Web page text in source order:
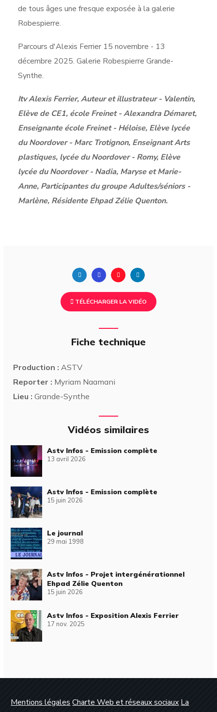
de tous âges une fresque exposée à la galerie
Robespierre.
Parcours d'Alexis Ferrier 15 novembre - 13
décembre 2025. Galerie Robespierre Grande-
Synthe.
Itv Alexis Ferrier, Auteur et illustrateur - Valentin,
Elève de CE1, école Freinet - Alexandra Démaret,
Enseignante école Freinet - Héloise, Elève lycée
du Noordover - Marc Trotignon, Enseignant Arts
plastiques, lycée du Noordover - Romy, Elève
lycée du Noordover - Nadia, Maryse et Marie-
Anne, Participantes du groupe Adultes/séniors -
Marlène, Résidente Ehpad Zélie Quenton.
TÉLÉCHARGER LA VIDÉO
Fiche technique
Production : ASTV
Reporter : Myriam Naamani
Lieu : Grande-Synthe
Vidéos similaires
Astv Infos - Emission complète
13 avril 2026
Astv Infos - Emission complète
15 juin 2026
Le journal
29 mai 1998
Astv Infos - Projet intergénérationnel
Ehpad Zélie Quenton
15 juin 2026
Astv Infos - Exposition Alexis Ferrier
17 nov. 2025
Mentions légales Charte Web et réseaux sociaux La